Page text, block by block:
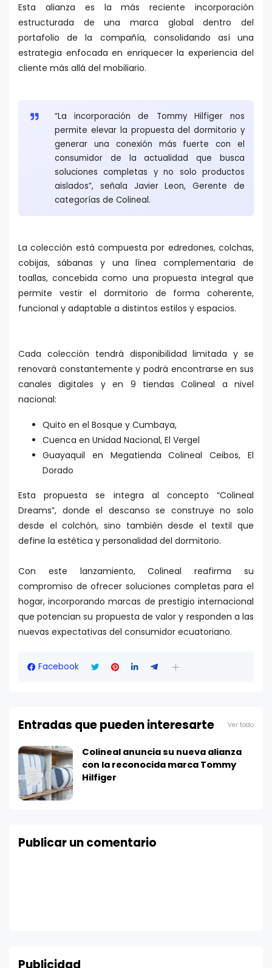
Esta alianza es la más reciente incorporación
estructurada de una marca global dentro del
portafolio de la compañía, consolidando así una
estrategia enfocada en enriquecer la experiencia del
cliente más allá del mobiliario.
“La incorporación de Tommy Hilfiger nos
permite elevar la propuesta del dormitorio y
generar una conexión más fuerte con el
consumidor de la actualidad que busca
soluciones completas y no solo productos
aislados”, señala Javier Leon, Gerente de
categorías de Colineal.
La colección está compuesta por edredones, colchas,
cobijas, sábanas y una línea complementaria de
toallas, concebida como una propuesta integral que
permite vestir el dormitorio de forma coherente,
funcional y adaptable a distintos estilos y espacios.
Cada colección tendrá disponibilidad limitada y se
renovará constantemente y podrá encontrarse en sus
canales digitales y en 9 tiendas Colineal a nivel
nacional:
Quito en el Bosque y Cumbaya,
Cuenca en Unidad Nacional, El Vergel
Guayaquil en Megatienda Colineal Ceibos, El
Dorado
Esta propuesta se integra al concepto “Colineal
Dreams”, donde el descanso se construye no solo
desde el colchón, sino también desde el textil que
define la estética y personalidad del dormitorio.
Con este lanzamiento, Colineal reafirma su
compromiso de ofrecer soluciones completas para el
hogar, incorporando marcas de prestigio internacional
que potencian su propuesta de valor y responden a las
nuevas expectativas del consumidor ecuatoriano.
Facebook
Entradas que pueden interesarte Ver todo
Colineal anuncia su nueva alianza
con la reconocida marca Tommy
Hilfiger
Publicar un comentario